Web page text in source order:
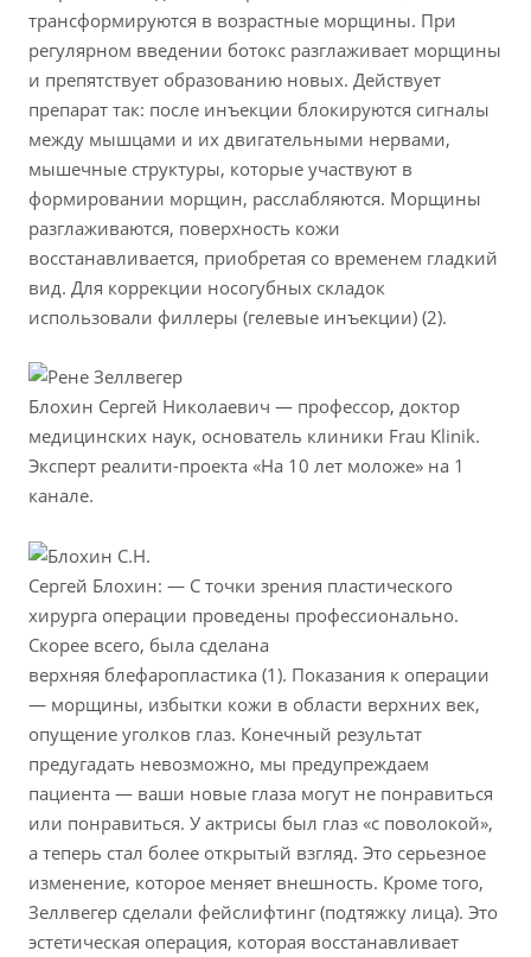
трансформируются в возрастные морщины. При
регулярном введении ботокс разглаживает морщины
и препятствует образованию новых. Действует
препарат так: после инъекции блокируются сигналы
между мышцами и их двигательными нервами,
мышечные структуры, которые участвуют в
формировании морщин, расслабляются. Морщины
разглаживаются, поверхность кожи
восстанавливается, приобретая со временем гладкий
вид. Для коррекции носогубных складок
использовали филлеры (гелевые инъекции) (2).
Блохин Сергей Николаевич — профессор, доктор
медицинских наук, основатель клиники Frau Klinik.
Эксперт реалити-проекта «На 10 лет моложе» на 1
канале.
Сергей Блохин: — С точки зрения пластического
хирурга операции проведены профессионально.
Скорее всего, была сделана
верхняя блефаропластика (1). Показания к операции
— морщины, избытки кожи в области верхних век,
опущение уголков глаз. Конечный результат
предугадать невозможно, мы предупреждаем
пациента — ваши новые глаза могут не понравиться
или понравиться. У актрисы был глаз «с поволокой»,
а теперь стал более открытый взгляд. Это серьезное
изменение, которое меняет внешность. Кроме того,
Зеллвегер сделали фейслифтинг (подтяжку лица). Это
эстетическая операция, которая восстанавливает